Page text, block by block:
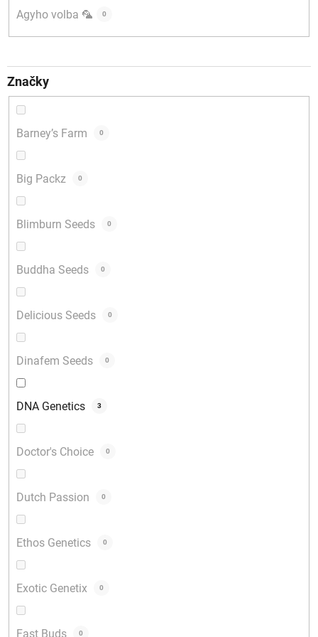
Agyho volba 🦜 0
Značky
Barney’s Farm 0
Big Packz 0
Blimburn Seeds 0
Buddha Seeds 0
Delicious Seeds 0
Dinafem Seeds 0
DNA Genetics 3
Doctor's Choice 0
Dutch Passion 0
Ethos Genetics 0
Exotic Genetix 0
Fast Buds 0